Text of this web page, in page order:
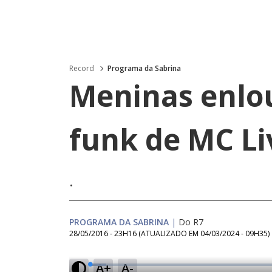
Record Programa da Sabrina
Meninas
funk de MC
.
PROGRAMA DA SABRINA | Do R7
28/05/2016 - 23H16 (ATUALIZADO EM 04/03/2024 - 09H35)
A+ A-
L